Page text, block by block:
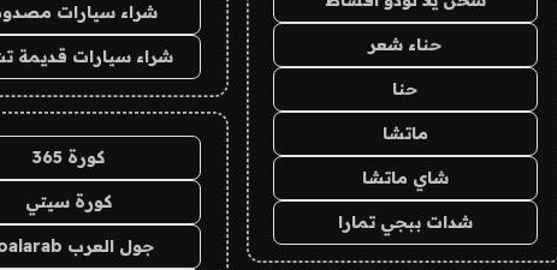
حناء شعر
حنا
ماتشا
شاي ماتشا
شدات ببجي تمارا
شراء سيارات
شراء سيارات قديمة
كورة 365
كورة سيتي
جول العرب goalarab